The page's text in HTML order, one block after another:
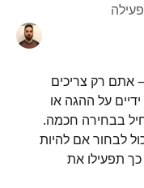
אתם רק צריכים
על ההגה או
בבחירה חכמה.
לבחור אם להיות
תפעילו את